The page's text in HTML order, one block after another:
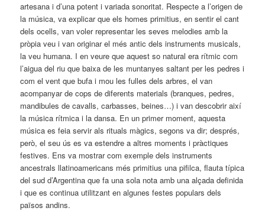
artesana i d’una potent i variada sonoritat. Respecte a l’origen de
la música, va explicar que els homes primitius, en sentir el cant
dels ocells, van voler representar les seves melodies amb la
pròpia veu i van originar el més antic dels instruments musicals,
la veu humana. I en veure que aquest so natural era rítmic com
l’aigua del riu que baixa de les muntanyes saltant per les pedres i
com el vent que bufa i mou les fulles dels arbres, el van
acompanyar de cops de diferents materials (branques, pedres,
mandibules de cavalls, carbasses, beines…) i van descobrir així
la música rítmica i la dansa. En un primer moment, aquesta
música es feia servir als rituals màgics, segons va dir; després,
però, el seu ús es va estendre a altres moments i pràctiques
festives. Ens va mostrar com exemple dels instruments
ancestrals llatinoamericans més primitius una pifilca, flauta típica
del sud d’Argentina que fa una sola nota amb una alçada definida
i que es continua utilitzant en algunes festes populars dels
països andins.